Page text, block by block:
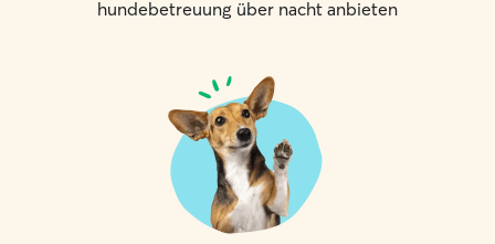
hundebetreuung über nacht anbieten